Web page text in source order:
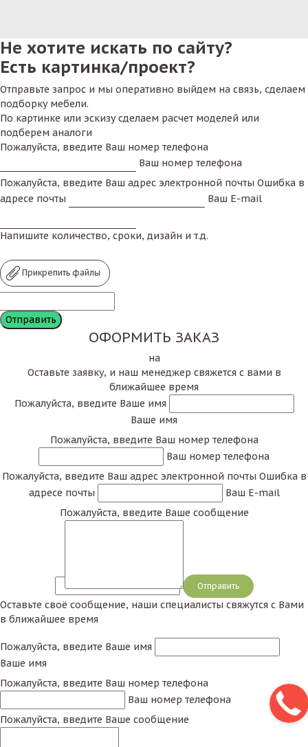
Не хотите искать по сайту?
Есть картинка/проект?
Отправьте запрос и мы оперативно выйдем на связь, сделаем
подборку мебели.
По картинке или эскизу сделаем расчет моделей или
подберем аналоги
Пожалуйста, введите Ваш номер телефона
Ваш номер телефона
Пожалуйста, введите Ваш адрес электронной почты Ошибка в
адресе почты
Ваш E-mail
Напишите количество, сроки, дизайн и т.д.
Прикрепить файлы
ОФОРМИТЬ ЗАКАЗ
на
Оставьте заявку, и наш менеджер свяжется с вами в
ближайшее время
Пожалуйста, введите Ваше имя
Ваше имя
Пожалуйста, введите Ваш номер телефона
Ваш номер телефона
Пожалуйста, введите Ваш адрес электронной почты Ошибка в
адресе почты
Ваш E-mail
Пожалуйста, введите Ваше сообщение
Сообщение
Оставьте своё сообщение, наши специалисты свяжутся с Вами
в ближайшее время
Пожалуйста, введите Ваше имя
Ваше имя
Пожалуйста, введите Ваш номер телефона
Ваш номер телефона
Пожалуйста, введите Ваше сообщение